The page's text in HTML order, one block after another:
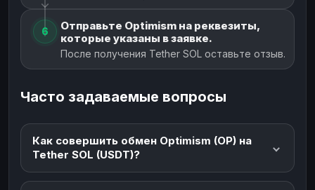
6
Отправьте Optimism на реквезиты,
которые указаны в заявке.
После получения Tether SOL оставьте отзыв.
Часто задаваемые вопросы
Как совершить обмен Optimism (OP) на
Tether SOL (USDT)?